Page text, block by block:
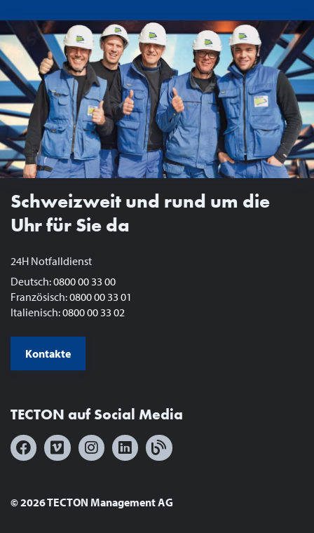
Schweizweit und rund um die
Uhr für Sie da
24H Notfalldienst
Deutsch:0800 00 33 00
Französisch:0800 00 33 01
Italienisch:0800 00 33 02
Kontakte
TECTON auf Social Media
© 2026 TECTON Management AG